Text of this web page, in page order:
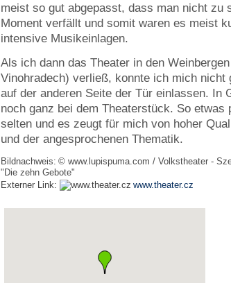
meist so gut abgepasst, dass man nicht zu
Moment verfällt und somit waren es meist
intensive Musikeinlagen.
Als ich dann das Theater in den
Vinohradech) verließ, konnte ich mich nicht
auf der anderen Seite der Tür einlassen. In
noch ganz bei dem Theaterstück. So etwas
selten und es zeugt für mich von hoher
und der angesprochenen Thematik.
Bildnachweis: © www.lupispuma.com / Volkstheater -
"Die zehn Gebote"
Externer Link:
www.theater.cz